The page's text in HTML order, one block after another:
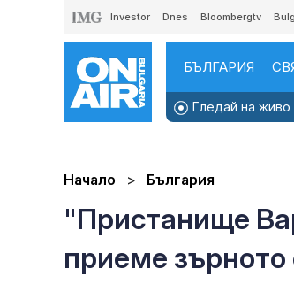
Investor Dnes Bloombergtv
БЪЛГАРИЯ
Гледай на живо
Начало България
"Пристанище
приеме зърното